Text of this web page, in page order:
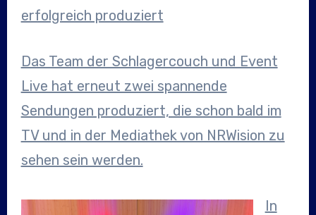
erfolgreich produziert
Das Team der Schlagercouch und Event
Live hat erneut zwei spannende
Sendungen produziert, die schon bald im
TV und in der Mediathek von NRWision zu
sehen sein werden.
In